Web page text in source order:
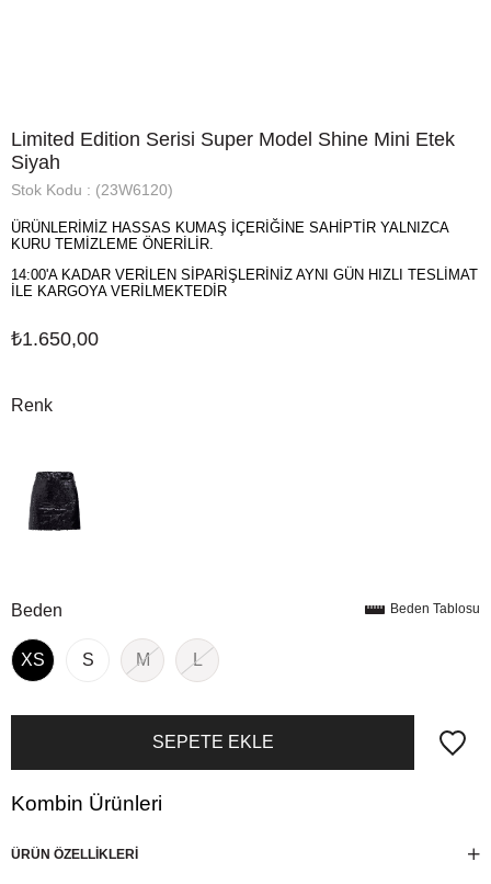
Limited Edition Serisi Super Model Shine Mini Etek
Siyah
Stok Kodu (23W6120)
ÜRÜNLERİMİZ HASSAS KUMAŞ İÇERİĞİNE SAHİPTİR YALNIZCA
KURU TEMİZLEME ÖNERİLİR.
14:00'A KADAR VERİLEN SİPARİŞLERİNİZ AYNI GÜN HIZLI TESLİMAT
İLE KARGOYA VERİLMEKTEDİR
₺1.650,00
Renk
Beden
XS S M L
Beden Tablosu
ÜRÜN ÖZELLIKLERI
Kombin Ürünleri